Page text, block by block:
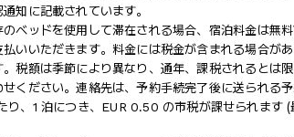
知に記載されています。
ベッドを使用して滞在される場合、宿泊料金は無料
いいただきます。料金には税金が含まれる場合が
税額は季節により異なり、通年、課税されるとは
ください。連絡先は、予約手続完了後に送られる
り、1 泊につき、EUR 0.50 の市税が課せられます